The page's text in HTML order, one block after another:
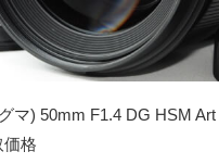
マ) 50mm F1.4 DG HSM
価格